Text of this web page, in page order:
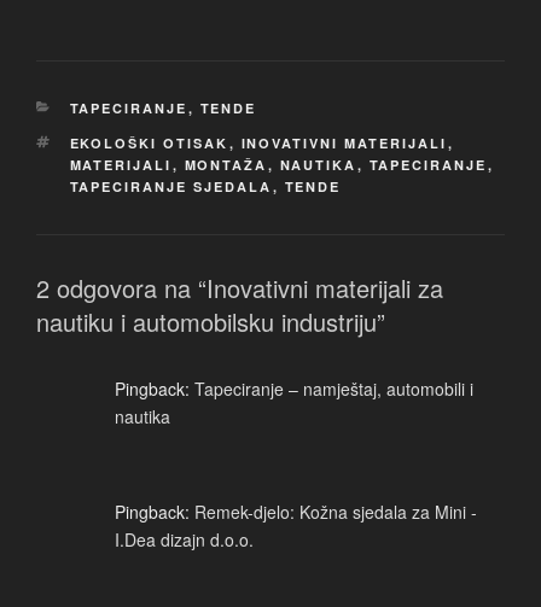
KATEGORIJE
TAPECIRANJE , TENDE
OZNAKE
EKOLOŠKI OTISAK , INOVATIVNI MATERIJALI ,
MATERIJALI , MONTAŽA , NAUTIKA , TAPECIRANJE ,
TAPECIRANJE SJEDALA , TENDE
2 odgovora na “Inovativni materijali za
nautiku i automobilsku industriju”
Pingback: Tapeciranje – namještaj, automobili i
nautika
Pingback: Remek-djelo: Kožna sjedala za Mini -
I.Dea dizajn d.o.o.